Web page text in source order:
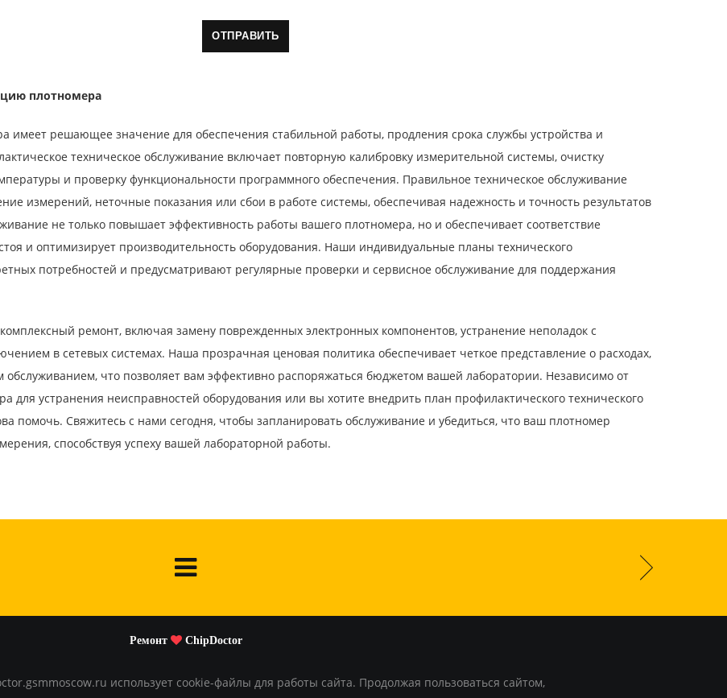
плотномера
имеет решающее значение для обеспечения стабильной работы, продления срока службы устройства и
техническое обслуживание включает повторную калибровку измерительной системы, очистку
и проверку функциональности программного обеспечения. Правильное техническое обслуживание
измерений, неточные показания или сбои в работе системы, обеспечивая надежность и точность результатов
не только повышает эффективность работы вашего плотномера, но и обеспечивает соответствие
и оптимизирует производительность оборудования. Наши индивидуальные планы технического
потребностей и предусматривают регулярные проверки и сервисное обслуживание для поддержания
ремонт, включая замену поврежденных электронных компонентов, устранение неполадок с
в сетевых системах. Наша прозрачная ценовая политика обеспечивает четкое представление о расходах,
что позволяет вам эффективно распоряжаться бюджетом вашей лаборатории. Независимо от
для устранения неисправностей оборудования или вы хотите внедрить план профилактического технического
помочь. Свяжитесь с нами сегодня, чтобы запланировать обслуживание и убедиться, что ваш плотномер
способствуя успеху вашей лабораторной работы.
Ремонт ChipDoctor
использует cookie-файлы для работы сайта. Продолжая пользоваться сайтом,